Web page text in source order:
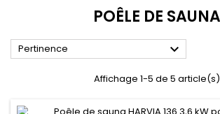
POÊLE DE SAUNA
Pertinence 
Affichage 1-5 de 5 article(s)